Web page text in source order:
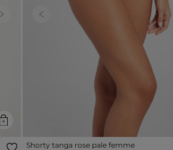
Next Previous
Shorty tanga rose pale femme